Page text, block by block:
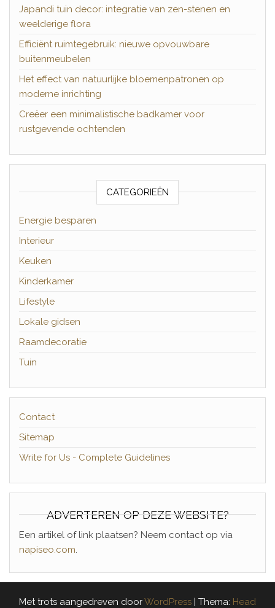
Japandi tuin decor: integratie van zen-stenen en
weelderige flora
Efficiënt ruimtegebruik: nieuwe opvouwbare
buitenmeubelen
Het effect van natuurlijke bloemenpatronen op
moderne inrichting
Creëer een minimalistische badkamer voor
rustgevende ochtenden
CATEGORIEËN
Energie besparen
Interieur
Keuken
Kinderkamer
Lifestyle
Lokale gidsen
Raamdecoratie
Tuin
Contact
Sitemap
Write for Us - Complete Guidelines
ADVERTEREN OP DEZE WEBSITE?
Een artikel of link plaatsen? Neem contact op via
napiseo.com.
Met trots aangedreven doorWordPress | Thema: Head